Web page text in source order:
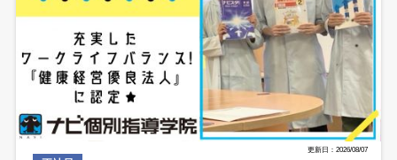
更新日：2026/08/07